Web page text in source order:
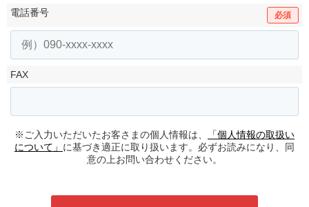
電話番号 必須
FAX
※ご入力いただいたお客さまの個人情報は、
「個人情報の取扱い
について」 に基づき適正に取り扱います。必ずお読みになり、同
意の上お問い合わせください。